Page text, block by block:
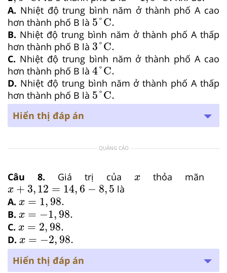
A. Nhiệt độ trung bình năm ở thành phố A cao
hơn thành phố B là 5°C.
5°C.
B. Nhiệt độ trung bình năm ở thành phố A thấp
hơn thành phố B là 3°C.
3°C.
C. Nhiệt độ trung bình năm ở thành phố A cao
hơn thành phố B là 4°C.
4°C.
D. Nhiệt độ trung bình năm ở thành phố A thấp
hơn thành phố B là 5°C.
5°C.
Hiển thị đáp án
QUẢNG CÁO
Câu 8. Giá trị của x
x thỏa mãn
x + 3,12 = 14, 6 − 8,5
x+3 ,12= 14,6− 8,5
là
A. x = 1, 98.
x =1 ,98.
B. x = −1, 98.
x 1,98.
C. x = 2, 98.
x ,98.
D. x = −2, 98.
x 2,98.
Hiển thị đáp án